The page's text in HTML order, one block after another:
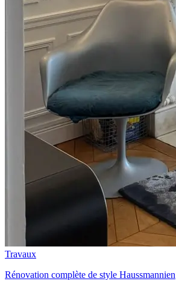
Travaux
Rénovation complète de style Haussmannien